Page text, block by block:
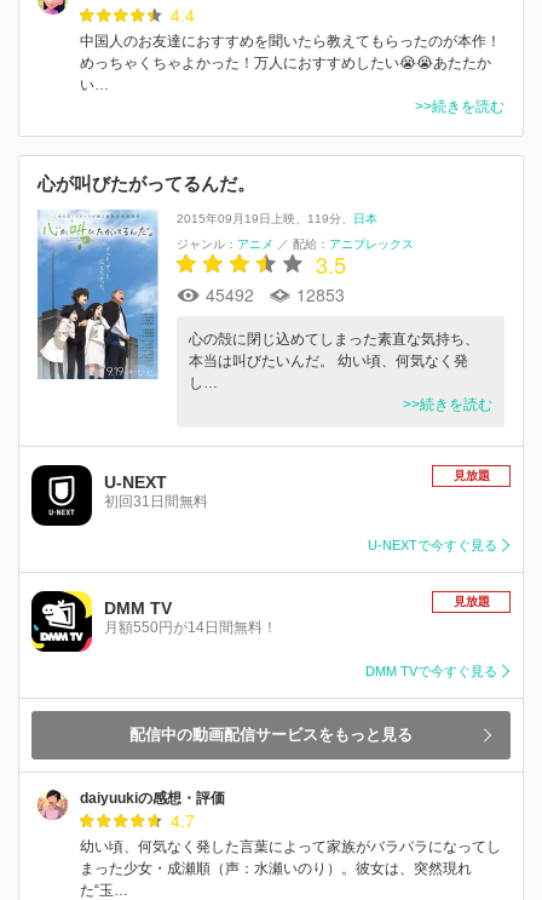
4.4
中国人のお友達におすすめを聞いたら教えてもらったのが本作！
めっちゃくちゃよかった！万人におすすめしたい😭😭あたたか
い…
>>続きを読む
心が叫びたがってるんだ。
2015年09月19日上映 119分
日本
ジャンル： アニメ ／ 配給： アニプレックス
3.5
45492 12853
心の殻に閉じ込めてしまった素直な気持ち、
本当は叫びたいんだ。 幼い頃、何気なく発
し…
>>続きを読む
U-NEXT
初回31日間無料
見放題
U-NEXTで今すぐ見る
DMM TV
月額550円が14日間無料！
見放題
DMM TVで今すぐ見る
配信中の動画配信サービスをもっと見る
daiyuukiの感想・評価
4.7
幼い頃、何気なく発した言葉によって家族がバラバラになってし
まった少女・成瀬順（声：水瀬いのり）。彼女は、突然現れ
た“玉…